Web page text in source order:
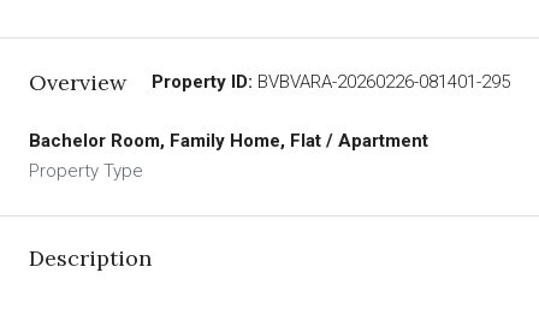
Overview Property ID: BVBVARA-20260226-081401-295
Bachelor Room, Family Home, Flat / Apartment
Property Type
Description